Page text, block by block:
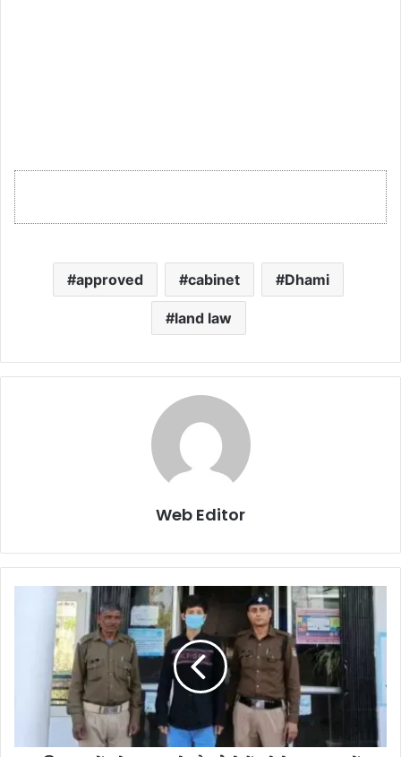
approved cabinet Dhami
land law
Web Editor